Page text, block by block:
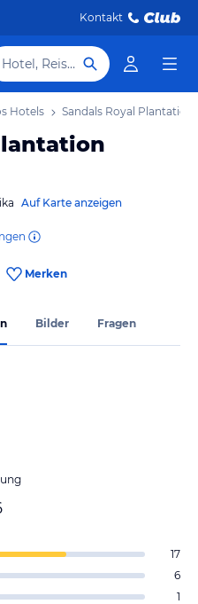
Kontakt
Hotel, Reiseziel
Hotels Sandals Royal Plantation
Auf Karte anzeigen
Merken
Bilder Fragen
17
6
1